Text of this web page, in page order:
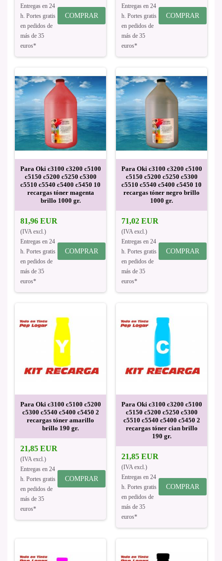
Entregas en 24
h. Portes gratis
en pedidos de
más de 35
euros*
COMPRAR
Entregas en 24
h. Portes gratis
en pedidos de
más de 35
euros*
COMPRAR
Para Oki c3100 c3200 c5100
c5150 c5200 c5250 c5300
c5510 c5540 c5400 c5450 10
recargas tóner magenta
brillo 1000 gr.
81,96 EUR
(IVA excl.)
Entregas en 24
h. Portes gratis
en pedidos de
más de 35
euros*
COMPRAR
Para Oki c3100 c3200 c5100
c5150 c5200 c5250 c5300
c5510 c5540 c5400 c5450 10
recargas tóner negro brillo
1000 gr.
71,02 EUR
(IVA excl.)
Entregas en 24
h. Portes gratis
en pedidos de
más de 35
euros*
COMPRAR
Para Oki c3100 c5100 c5200
c5300 c5540 c5400 c5450 2
recargas tóner amarillo
brillo 190 gr.
21,85 EUR
(IVA excl.)
Entregas en 24
h. Portes gratis
en pedidos de
más de 35
euros*
COMPRAR
Para Oki c3100 c3200 c5100
c5150 c5200 c5250 c5300
c5510 c5540 c5400 c5450 2
recargas tóner cian brillo
190 gr.
21,85 EUR
(IVA excl.)
Entregas en 24
h. Portes gratis
en pedidos de
más de 35
euros*
COMPRAR